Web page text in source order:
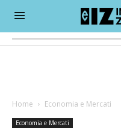
Home Economia e Mercati
Economia e Mercati